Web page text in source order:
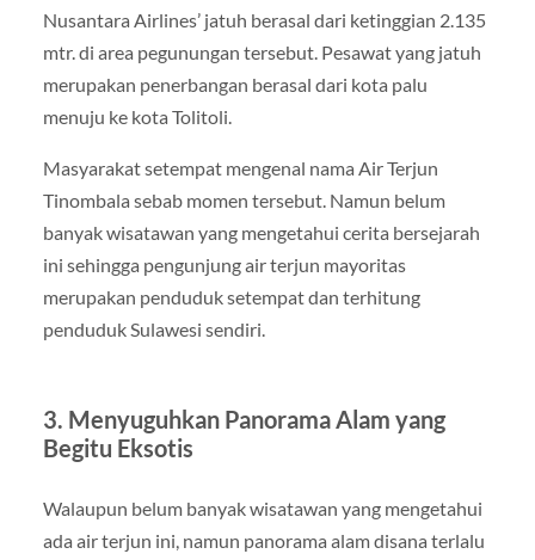
Nusantara Airlines’ jatuh berasal dari ketinggian 2.135
mtr. di area pegunungan tersebut. Pesawat yang jatuh
merupakan penerbangan berasal dari kota palu
menuju ke kota Tolitoli.
Masyarakat setempat mengenal nama Air Terjun
Tinombala sebab momen tersebut. Namun belum
banyak wisatawan yang mengetahui cerita bersejarah
ini sehingga pengunjung air terjun mayoritas
merupakan penduduk setempat dan terhitung
penduduk Sulawesi sendiri.
3. Menyuguhkan Panorama Alam yang
Begitu Eksotis
Walaupun belum banyak wisatawan yang mengetahui
ada air terjun ini, namun panorama alam disana terlalu